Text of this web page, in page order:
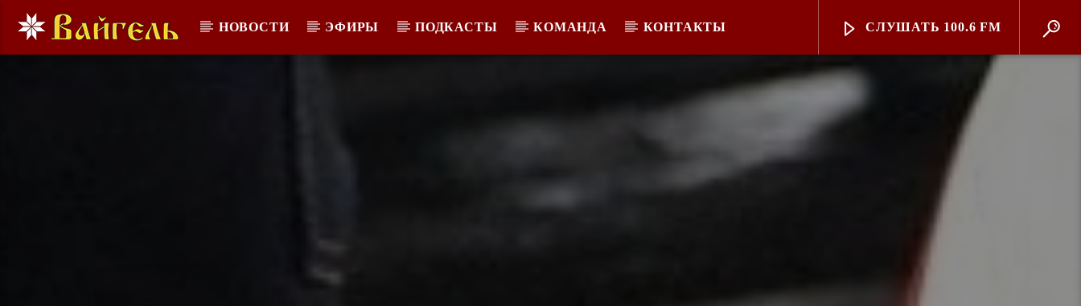
НОВОСТИ ЭФИРЫ ПОДКАСТЫ КОМАНДА КОНТАКТЫ СЛУШАТЬ 100.6 FM